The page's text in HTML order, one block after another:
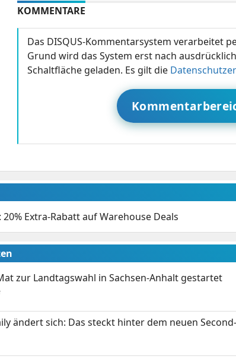
KOMMENTARE
Das DISQUS-Kommentarsystem verarbeitet
Grund wird das System erst nach
Schaltfläche geladen. Es gilt die
20% Extra-Rabatt auf Warehouse Deals
zur Landtagswahl in Sachsen-Anhalt gestartet
ändert sich: Das steckt hinter dem neuen